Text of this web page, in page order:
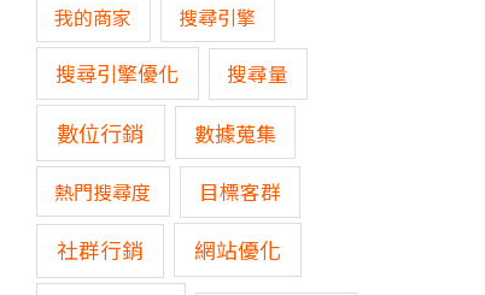
我的商家 搜尋引擎
搜尋引擎優化 搜尋量
數位行銷 數據蒐集
熱門搜尋度 目標客群
社群行銷 網站優化